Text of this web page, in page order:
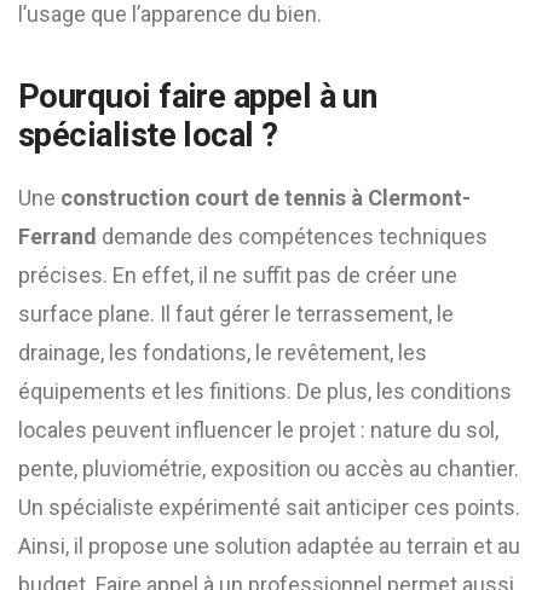
l’usage que l’apparence du bien.
Pourquoi faire appel à un
spécialiste local ?
Une construction court de tennis à Clermont-
Ferrand demande des compétences techniques
précises. En effet, il ne suffit pas de créer une
surface plane. Il faut gérer le terrassement, le
drainage, les fondations, le revêtement, les
équipements et les finitions. De plus, les conditions
locales peuvent influencer le projet : nature du sol,
pente, pluviométrie, exposition ou accès au chantier.
Un spécialiste expérimenté sait anticiper ces points.
Ainsi, il propose une solution adaptée au terrain et au
budget. Faire appel à un professionnel permet aussi